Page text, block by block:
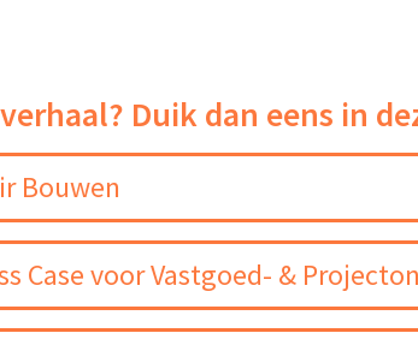
Duik dan eens in
Bouwen
Case voor Vastgoed- &